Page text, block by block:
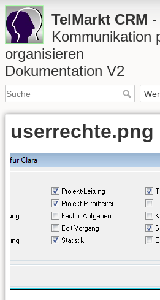
TelMarkt CRM -
Kommunikation
organisieren
Dokumentation V2
userrechte.png